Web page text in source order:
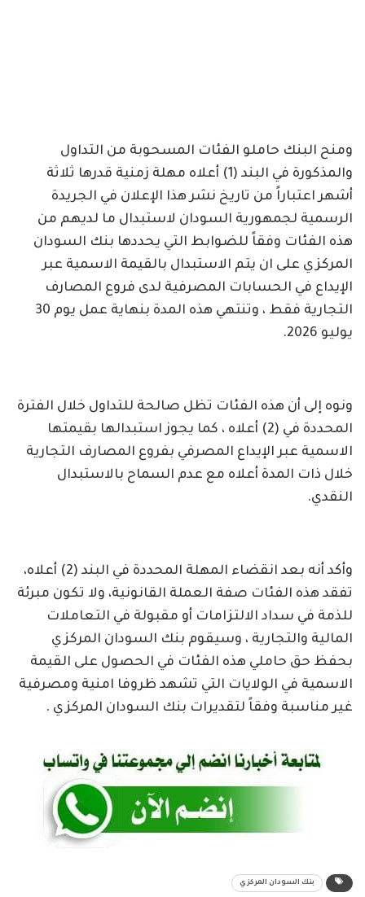
ومنح البنك حاملو الفئات المسحوبة من التداول
والمذكورة في البند (1) أعلاه مهلة زمنية قدرها ثلاثة
أشهر اعتباراً من تاريخ نشر هذا الإعلان في الجريدة
الرسمية لجمهورية السودان لاستبدال ما لديهم من
هذه الفئات وفقاً للضوابط التي يحددها بنك السودان
المركزي على ان يتم الاستبدال بالقيمة الاسمية عبر
الإيداع في الحسابات المصرفية لدى فروع المصارف
التجارية فقط ، وتنتهي هذه المدة بنهاية عمل يوم 30
يوليو 2026.
ونوه إلى أن هذه الفئات تظل صالحة للتداول خلال الفترة
المحددة في (2) أعلاه ، كما يجوز استبدالها بقيمتها
الاسمية عبر الإيداع المصرفي بفروع المصارف التجارية
خلال ذات المدة أعلاه مع عدم السماح بالاستبدال
النقدي.
وأكد أنه بعد انقضاء المهلة المحددة في البند (2) أعلاه،
تفقد هذه الفئات صفة العملة القانونية، ولا تكون مبرئة
للذمة في سداد الالتزامات أو مقبولة في التعاملات
المالية والتجارية ، وسيقوم بنك السودان المركزي
بحفظ حق حاملي هذه الفئات في الحصول على القيمة
الاسمية في الولايات التي تشهد ظروفا امنية ومصرفية
غير مناسبة وفقاً لتقديرات بنك السودان المركزي .
بنك السودان المركزي